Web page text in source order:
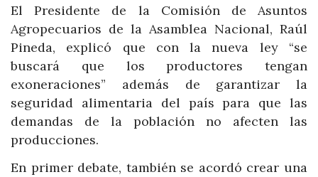
El Presidente de la Comisión de Asuntos
Agropecuarios de la Asamblea Nacional, Raúl
Pineda, explicó que con la nueva ley “se
buscará que los productores tengan
exoneraciones” además de garantizar la
seguridad alimentaria del país para que las
demandas de la población no afecten las
producciones.
En primer debate, también se acordó crear una